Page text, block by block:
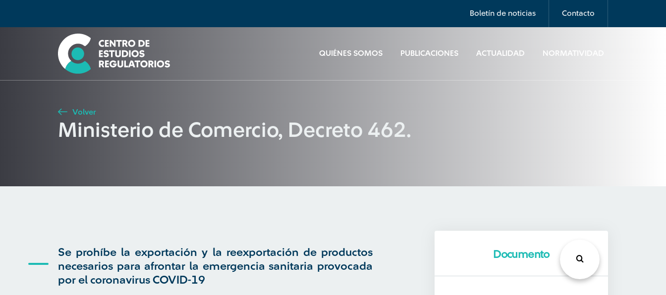
Boletín de noticias Contacto
QUIÉNES SOMOS PUBLICACIONES ACTUALIDAD NORMATIVIDAD
Seleccione país
Buscar
Volver
Ministerio de Comercio, Decreto 462.
Se prohíbe la exportación y la reexportación de productos
necesarios para afrontar la emergencia sanitaria provocada
por el coronavirus COVID-19
Documento